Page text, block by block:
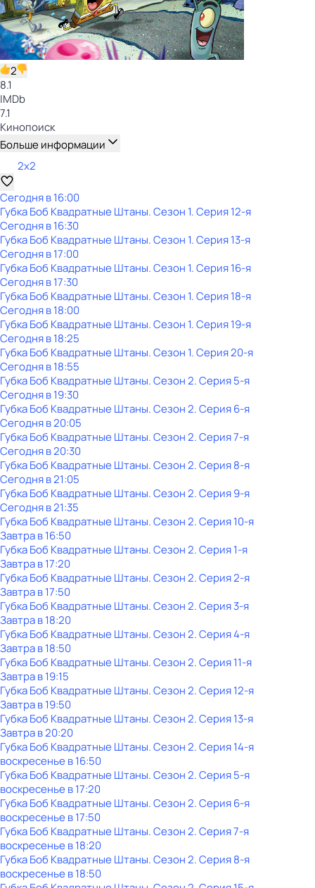
2
8.1
IMDb
7.1
Кинопоиск
Больше информации
2x2
Сегодня в 16:00
Губка Боб Квадратные Штаны. Сезон 1. Серия 12-я
Сегодня в 16:30
Губка Боб Квадратные Штаны. Сезон 1. Серия 13-я
Сегодня в 17:00
Губка Боб Квадратные Штаны. Сезон 1. Серия 16-я
Сегодня в 17:30
Губка Боб Квадратные Штаны. Сезон 1. Серия 18-я
Сегодня в 18:00
Губка Боб Квадратные Штаны. Сезон 1. Серия 19-я
Сегодня в 18:25
Губка Боб Квадратные Штаны. Сезон 1. Серия 20-я
Сегодня в 18:55
Губка Боб Квадратные Штаны. Сезон 2. Серия 5-я
Сегодня в 19:30
Губка Боб Квадратные Штаны. Сезон 2. Серия 6-я
Сегодня в 20:05
Губка Боб Квадратные Штаны. Сезон 2. Серия 7-я
Сегодня в 20:30
Губка Боб Квадратные Штаны. Сезон 2. Серия 8-я
Сегодня в 21:05
Губка Боб Квадратные Штаны. Сезон 2. Серия 9-я
Сегодня в 21:35
Губка Боб Квадратные Штаны. Сезон 2. Серия 10-я
Завтра в 16:50
Губка Боб Квадратные Штаны. Сезон 2. Серия 1-я
Завтра в 17:20
Губка Боб Квадратные Штаны. Сезон 2. Серия 2-я
Завтра в 17:50
Губка Боб Квадратные Штаны. Сезон 2. Серия 3-я
Завтра в 18:20
Губка Боб Квадратные Штаны. Сезон 2. Серия 4-я
Завтра в 18:50
Губка Боб Квадратные Штаны. Сезон 2. Серия 11-я
Завтра в 19:15
Губка Боб Квадратные Штаны. Сезон 2. Серия 12-я
Завтра в 19:50
Губка Боб Квадратные Штаны. Сезон 2. Серия 13-я
Завтра в 20:20
Губка Боб Квадратные Штаны. Сезон 2. Серия 14-я
воскресенье в16:50
Губка Боб Квадратные Штаны. Сезон 2. Серия 5-я
воскресенье в17:20
Губка Боб Квадратные Штаны. Сезон 2. Серия 6-я
воскресенье в17:50
Губка Боб Квадратные Штаны. Сезон 2. Серия 7-я
воскресенье в18:20
Губка Боб Квадратные Штаны. Сезон 2. Серия 8-я
воскресенье в18:50